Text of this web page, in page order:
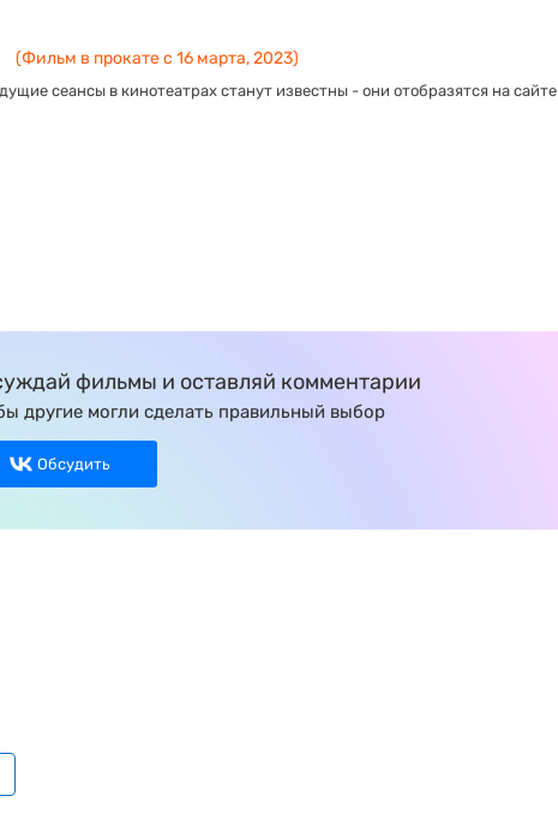
(Фильм в прокате с 16 марта, 2023)
сеансы в кинотеатрах станут известны - они отобразятся на сайте
фильмы и оставляй комментарии
другие могли сделать правильный выбор
Обсудить